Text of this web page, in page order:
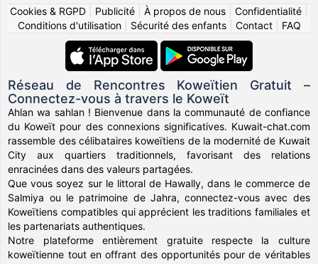
Cookies & RGPD
Publicité À propos de nous Confidentialité
Conditions d'utilisation| Sécurité des enfants| Contact| FAQ
Réseau de Rencontres Koweïtien Gratuit –
Connectez-vous à travers le Koweït
Ahlan wa sahlan ! Bienvenue dans la communauté de confiance
du Koweït pour des connexions significatives. Kuwait-chat.com
rassemble des célibataires koweïtiens de la modernité de Kuwait
City aux quartiers traditionnels, favorisant des relations
enracinées dans des valeurs partagées.
Que vous soyez sur le littoral de Hawally, dans le commerce de
Salmiya ou le patrimoine de Jahra, connectez-vous avec des
Koweïtiens compatibles qui apprécient les traditions familiales et
les partenariats authentiques.
Notre plateforme entièrement gratuite respecte la culture
koweïtienne tout en offrant des opportunités pour de véritables